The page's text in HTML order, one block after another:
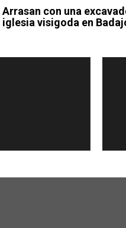
Arrasan con una
iglesia visigoda en